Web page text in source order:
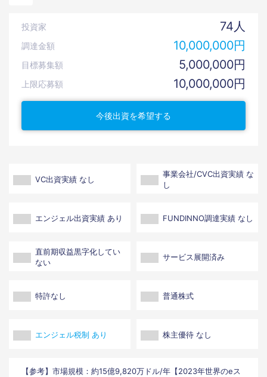
投資家 74人
調達金額 10,000,000円
目標募集額 5,000,000円
上限応募額 10,000,000円
今後出資を希望する
VC出資実績 なし
事業会社/CVC出資実績 な
し
エンジェル出資実績 あり FUNDINNO調達実績 なし
直前期収益黒字化してい
ない
サービス展開済み
特許なし 普通株式
エンジェル税制 あり 株主優待 なし
【参考】市場規模：約15億9,820万ドル/年【2023年世界のeス